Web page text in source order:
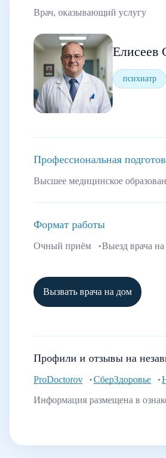
Врач, оказывающий услугу
Елисеев
психиатр
Профессиональная
Высшее медицинское
Формат работы
Очный приём Выезд врача
Вызвать врача на дом
Профили и отзывы на
ProDoctorov СберЗдоровье
Информация размещена в